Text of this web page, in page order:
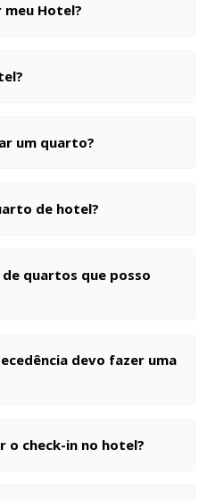
Hotel?
um quarto?
de hotel?
quartos que posso
devo fazer uma
o check-in no hotel?